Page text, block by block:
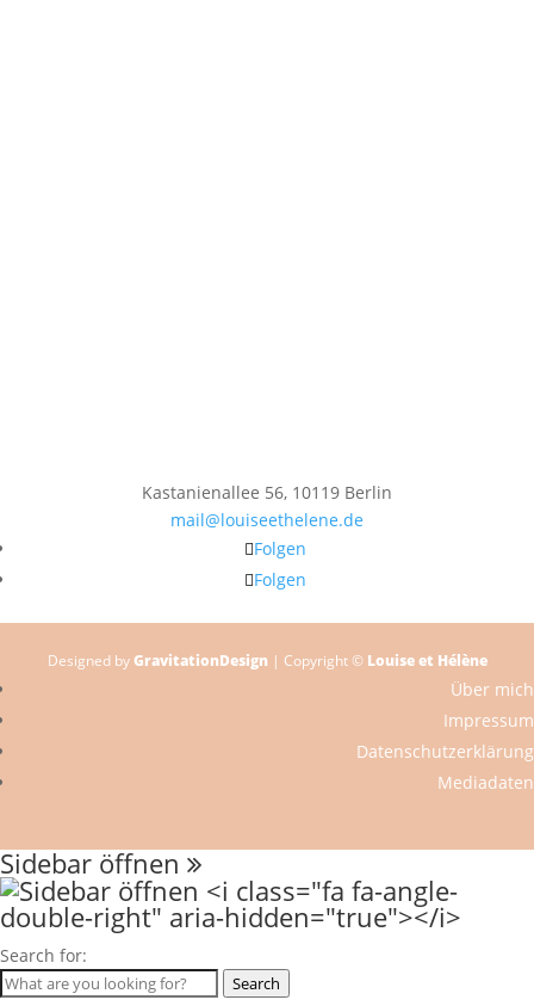
Kastanienallee 56, 10119 Berlin
mail@louiseethelene.de
Folgen
Folgen
Designed byGravitationDesign | Copyright © Louise et Hélène
Über mich
Impressum
Datenschutzerklärung
Mediadaten
Sidebar öffnen
Search for:
Search